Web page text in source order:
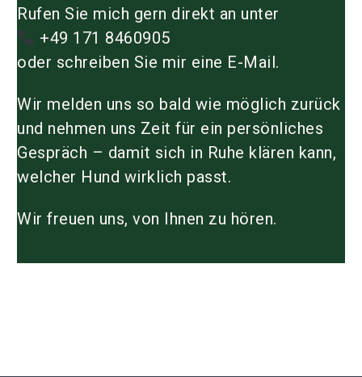
Rufen Sie mich gern direkt an unter
+49 171 8460905
oder schreiben Sie mir eine E-Mail.
Wir melden uns so bald wie möglich zurück
und nehmen uns Zeit für ein persönliches
Gespräch – damit sich in Ruhe klären kann,
welcher Hund wirklich passt.
Wir freuen uns, von Ihnen zu hören.